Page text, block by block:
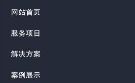
网站首页
服务项目
解决方案
案例展示